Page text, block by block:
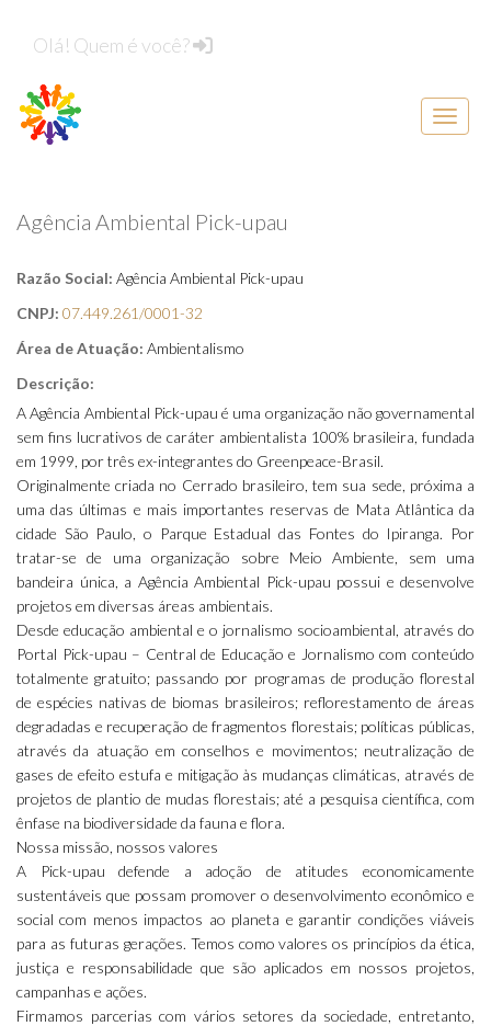
Olá! Quem é você?
Menu
Agência Ambiental Pick-upau
Razão Social: Agência Ambiental Pick-upau
CNPJ: 07.449.261/0001-32
Área de Atuação: Ambientalismo
Descrição:
A Agência Ambiental Pick-upau é uma organização não governamental
sem fins lucrativos de caráter ambientalista 100% brasileira, fundada
em 1999, por três ex-integrantes do Greenpeace-Brasil.
Originalmente criada no Cerrado brasileiro, tem sua sede, próxima a
uma das últimas e mais importantes reservas de Mata Atlântica da
cidade São Paulo, o Parque Estadual das Fontes do Ipiranga. Por
tratar-se de uma organização sobre Meio Ambiente, sem uma
bandeira única, a Agência Ambiental Pick-upau possui e desenvolve
projetos em diversas áreas ambientais.
Desde educação ambiental e o jornalismo socioambiental, através do
Portal Pick-upau – Central de Educação e Jornalismo com conteúdo
totalmente gratuito; passando por programas de produção florestal
de espécies nativas de biomas brasileiros; reflorestamento de áreas
degradadas e recuperação de fragmentos florestais; políticas públicas,
através da atuação em conselhos e movimentos; neutralização de
gases de efeito estufa e mitigação às mudanças climáticas, através de
projetos de plantio de mudas florestais; até a pesquisa científica, com
ênfase na biodiversidade da fauna e flora.
Nossa missão, nossos valores
A Pick-upau defende a adoção de atitudes economicamente
sustentáveis que possam promover o desenvolvimento econômico e
social com menos impactos ao planeta e garantir condições viáveis
para as futuras gerações. Temos como valores os princípios da ética,
justiça e responsabilidade que são aplicados em nossos projetos,
campanhas e ações.
Firmamos parcerias com vários setores da sociedade, entretanto,